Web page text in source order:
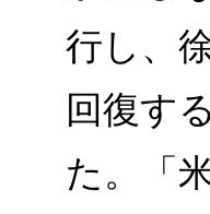
行し、
回復す
た。「